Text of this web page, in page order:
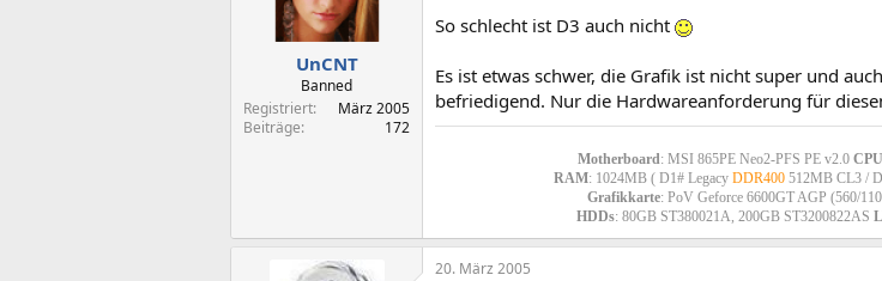
UnCNT
Banned
Registriert
März 2005
Beiträge
172
So schlecht ist D3 auch nicht
Es ist etwas schwer, die Grafik ist nicht super und
befriedigend. Nur die Hardwareanforderung für
Motherboard: MSI 865PE Neo2-PFS PE v2.0 CPU
RAM: 1024MB ( D1# Legacy DDR400512MB CL3 /
Grafikkarte: PoV Geforce 6600GT AGP (560/
HDDs: 80GB ST380021A, 200GB ST3200822AS
20. März 2005